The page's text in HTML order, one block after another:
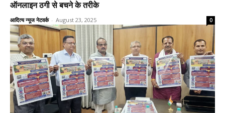
ऑनलाइन ठगी से बचने के तरीके
आदित्य न्यूज नेटवर्क - August 23, 2025 0